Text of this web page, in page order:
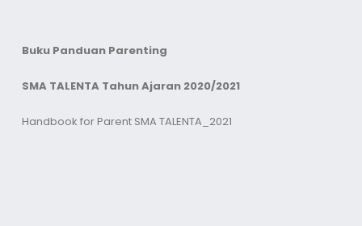
Buku Panduan Parenting
SMA TALENTA Tahun Ajaran 2020/2021
Handbook for Parent SMA TALENTA_2021